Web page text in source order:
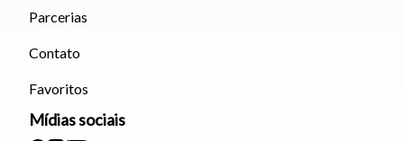
Parcerias
Contato
Favoritos
Mídias sociais